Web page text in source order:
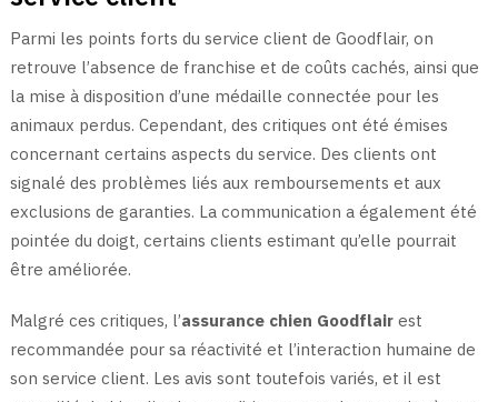
Parmi les points forts du service client de Goodflair, on
retrouve l’absence de franchise et de coûts cachés, ainsi que
la mise à disposition d’une médaille connectée pour les
animaux perdus. Cependant, des critiques ont été émises
concernant certains aspects du service. Des clients ont
signalé des problèmes liés aux remboursements et aux
exclusions de garanties. La communication a également été
pointée du doigt, certains clients estimant qu’elle pourrait
être améliorée.
Malgré ces critiques, l’assurance chien Goodflairest
recommandée pour sa réactivité et l’interaction humaine de
son service client. Les avis sont toutefois variés, et il est